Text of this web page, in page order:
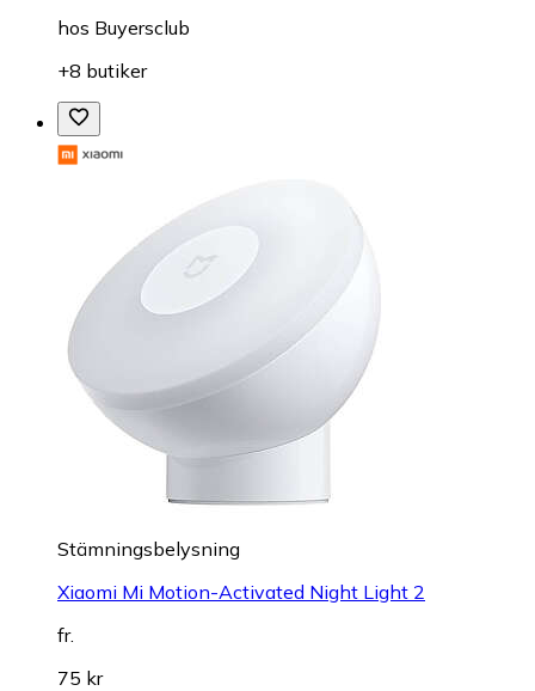
hos Buyersclub
+8 butiker
Stämningsbelysning
Xiaomi Mi Motion-Activated Night Light 2
fr.
75 kr